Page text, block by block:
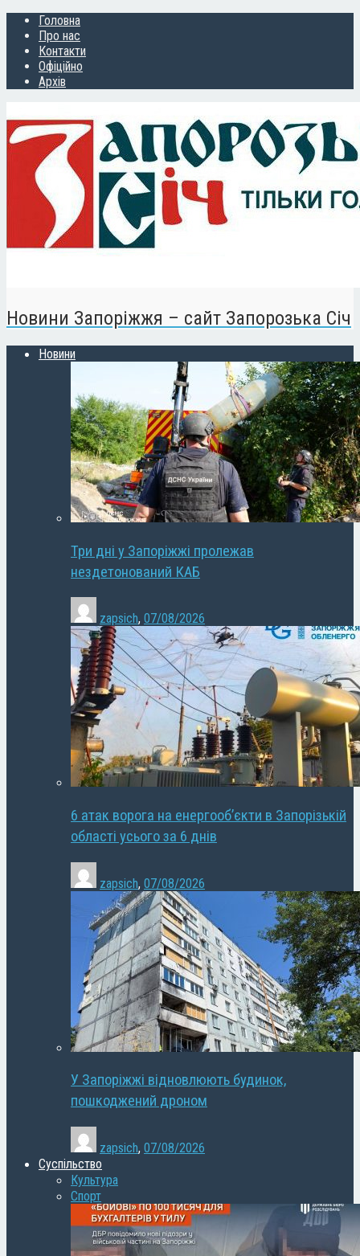
Головна
Про нас
Контакти
Офіційно
Архів
Новини Запоріжжя – сайт Запорозька Січ
Новини
Три дні у Запоріжжі пролежав
нездетонований КАБ
zapsich, 07/08/2026
6 атак ворога на енергооб’єкти в Запорізькій
області усього за 6 днів
zapsich, 07/08/2026
У Запоріжжі відновлюють будинок,
пошкоджений дроном
zapsich, 07/08/2026
Суспільство
Культура
Спорт